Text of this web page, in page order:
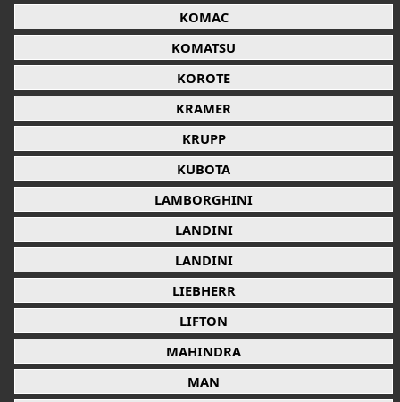
KOMAC
KOMATSU
KOROTE
KRAMER
KRUPP
KUBOTA
LAMBORGHINI
LANDINI
LANDINI
LIEBHERR
LIFTON
MAHINDRA
MAN